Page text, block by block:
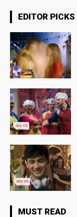
EDITOR PICKS
MUST READ